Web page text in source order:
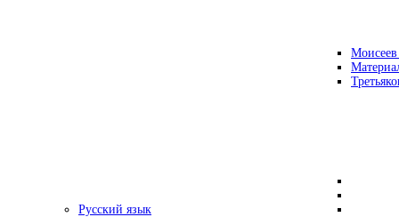
Русский язык